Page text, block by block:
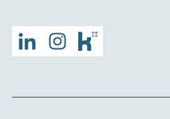
LinkedInInstagramKununu